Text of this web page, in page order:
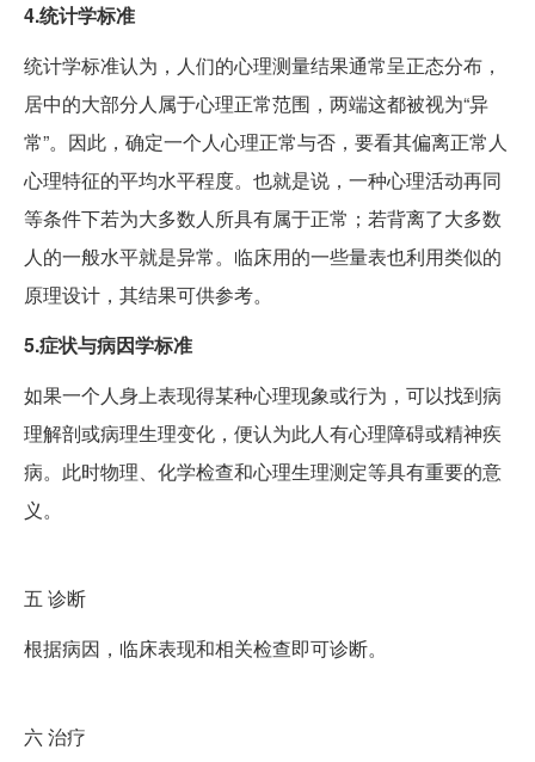
4.统计学标准
统计学标准认为，人们的心理测量结果通常呈正态分布，
居中的大部分人属于心理正常范围，两端这都被视为“异
常”。因此，确定一个人心理正常与否，要看其偏离正常人
心理特征的平均水平程度。也就是说，一种心理活动再同
等条件下若为大多数人所具有属于正常；若背离了大多数
人的一般水平就是异常。临床用的一些量表也利用类似的
原理设计，其结果可供参考。
5.症状与病因学标准
如果一个人身上表现得某种心理现象或行为，可以找到病
理解剖或病理生理变化，便认为此人有心理障碍或精神疾
病。此时物理、化学检查和心理生理测定等具有重要的意
义。
五 诊断
根据病因，临床表现和相关检查即可诊断。
六治疗